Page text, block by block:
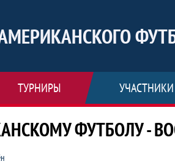
ТУРНИРЫ УЧАСТНИКИ
ФУТБОЛУ -